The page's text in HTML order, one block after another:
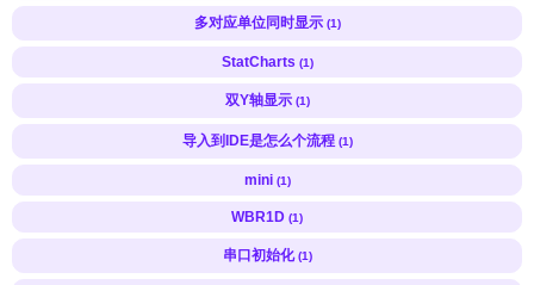
多对应单位同时显示 (1)
StatCharts (1)
双Y轴显示 (1)
导入到IDE是怎么个流程 (1)
mini (1)
WBR1D (1)
串口初始化 (1)